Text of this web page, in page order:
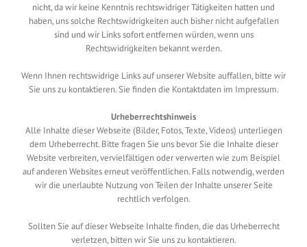
nicht, da wir keine Kenntnis rechtswidriger Tätigkeiten hatten und
haben, uns solche Rechtswidrigkeiten auch bisher nicht aufgefallen
sind und wir Links sofort entfernen würden, wenn uns
Rechtswidrigkeiten bekannt werden.
Wenn Ihnen rechtswidrige Links auf unserer Website auffallen, bitte wir
Sie uns zu kontaktieren. Sie finden die Kontaktdaten im Impressum.
Urheberrechtshinweis
Alle Inhalte dieser Webseite (Bilder, Fotos, Texte, Videos) unterliegen
dem Urheberrecht. Bitte fragen Sie uns bevor Sie die Inhalte dieser
Website verbreiten, vervielfältigen oder verwerten wie zum Beispiel
auf anderen Websites erneut veröffentlichen. Falls notwendig, werden
wir die unerlaubte Nutzung von Teilen der Inhalte unserer Seite
rechtlich verfolgen.
Sollten Sie auf dieser Webseite Inhalte finden, die das Urheberrecht
verletzen, bitten wir Sie uns zu kontaktieren.